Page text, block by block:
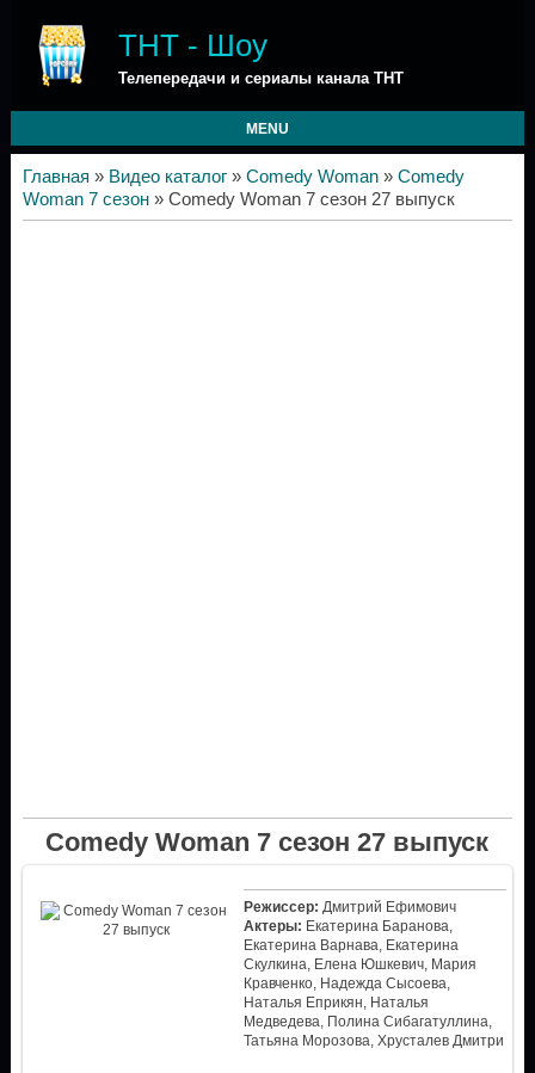
ТНТ - Шоу
Телепередачи и сериалы канала ТНТ
MENU
Главная » Видео каталог» Comedy Woman» Comedy
Woman 7 сезон» Comedy Woman 7 сезон 27 выпуск
Comedy Woman 7 сезон 27 выпуск
Режиссер: Дмитрий Ефимович
Актеры: Екатерина Баранова,
Екатерина Варнава, Екатерина
Скулкина, Елена Юшкевич, Мария
Кравченко, Надежда Сысоева,
Наталья Еприкян, Наталья
Медведева, Полина Сибагатуллина,
Татьяна Морозова, Хрусталев Дмитри